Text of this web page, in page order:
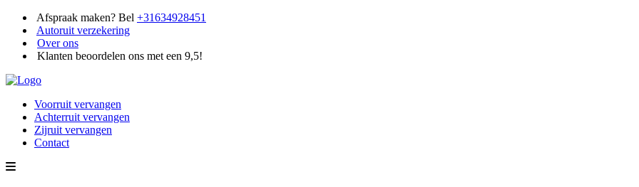
Afspraak maken? Bel +31634928451
Autoruit verzekering
Over ons
Klanten beoordelen ons met een 9,5!
Voorruit vervangen
Achterruit vervangen
Zijruit vervangen
Contact